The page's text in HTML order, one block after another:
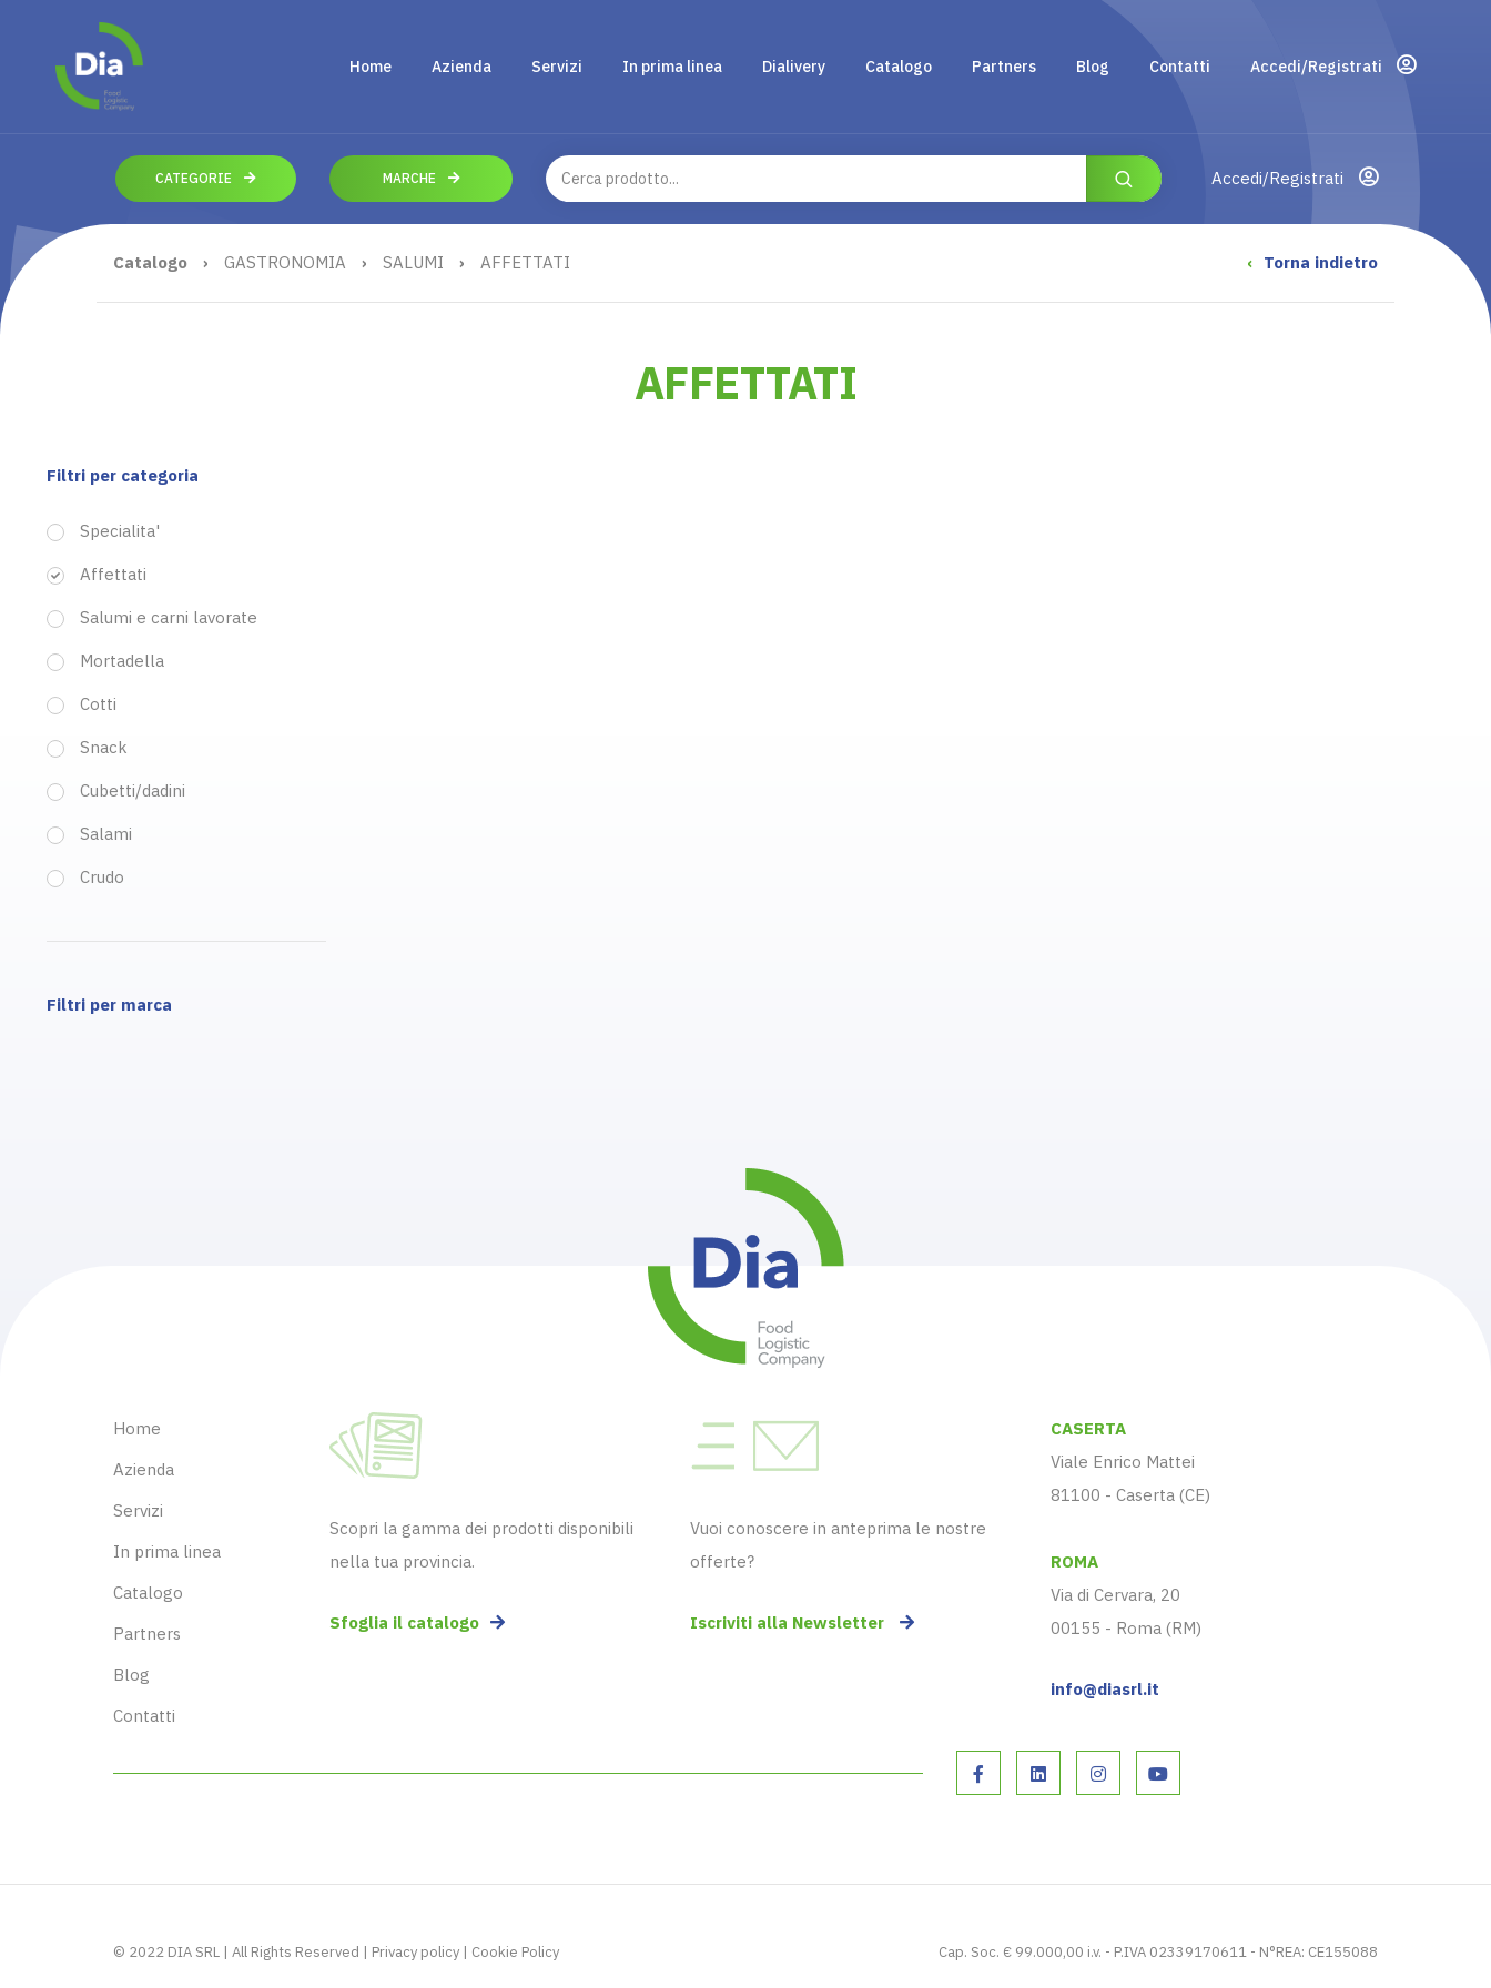
Home Azienda Servizi In prima linea Dialivery Catalogo Partners Blog Contatti Accedi/Registrati
CATEGORIE MARCHE Accedi/Registrati
Catalogo › GASTRONOMIA › SALUMI › AFFETTATI ‹ Torna indietro
AFFETTATI
Filtri per categoria
Specialita'
Affettati
Salumi e carni lavorate
Mortadella
Cotti
Snack
Cubetti/dadini
Salami
Crudo
Filtri per marca
Home
Azienda
Servizi
In prima linea
Catalogo
Partners
Blog
Contatti
Scopri la gamma dei prodotti disponibili
nella tua provincia.
Sfoglia il catalogo
Vuoi conoscere in anteprima le nostre
offerte?
Iscriviti alla Newsletter
CASERTA
Viale Enrico Mattei
81100 - Caserta (CE)
ROMA
Via di Cervara, 20
00155 - Roma (RM)
info@diasrl.it
© 2022 DIA SRL | All Rights Reserved | Privacy policy | Cookie Policy Cap. Soc. € 99.000,00 i.v. - P.IVA 02339170611 - N°REA: CE155088